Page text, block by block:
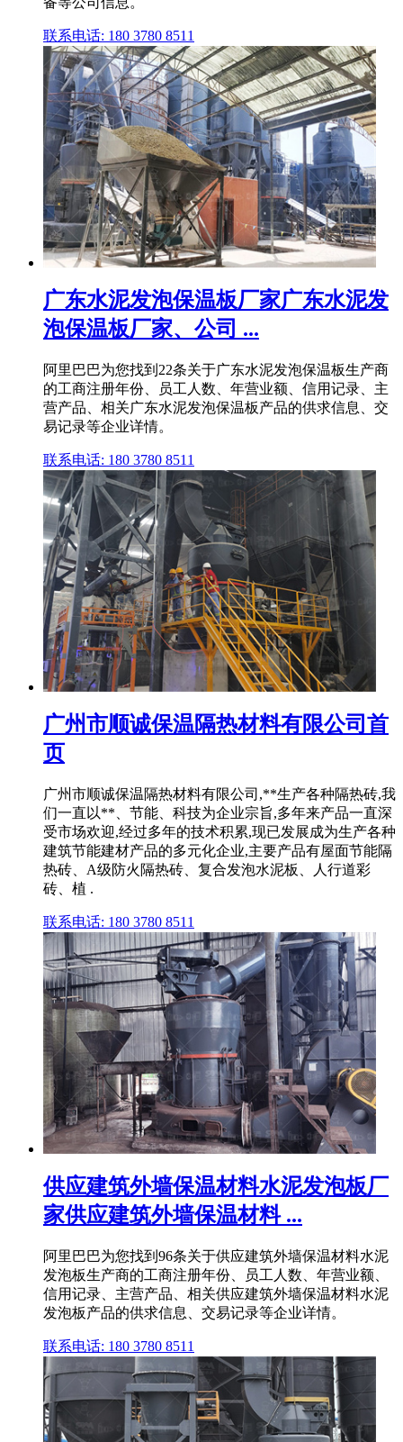
联系电话: 180 3780 8511
广东水泥发泡保温板厂家广东水泥发
泡保温板厂家、公司 ...
阿里巴巴为您找到22条关于广东水泥发泡保温板生产商
的工商注册年份、员工人数、年营业额、信用记录、主
营产品、相关广东水泥发泡保温板产品的供求信息、交
易记录等企业详情。
联系电话: 180 3780 8511
广州市顺诚保温隔热材料有限公司首
页
广州市顺诚保温隔热材料有限公司,**生产各种隔热砖,我
们一直以**、节能、科技为企业宗旨,多年来产品一直深
受市场欢迎,经过多年的技术积累,现已发展成为生产各种
建筑节能建材产品的多元化企业,主要产品有屋面节能隔
热砖、A级防火隔热砖、复合发泡水泥板、人行道彩
砖、植 .
联系电话: 180 3780 8511
供应建筑外墙保温材料水泥发泡板厂
家供应建筑外墙保温材料 ...
阿里巴巴为您找到96条关于供应建筑外墙保温材料水泥
发泡板生产商的工商注册年份、员工人数、年营业额、
信用记录、主营产品、相关供应建筑外墙保温材料水泥
发泡板产品的供求信息、交易记录等企业详情。
联系电话: 180 3780 8511